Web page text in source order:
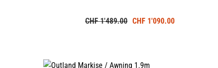
CHF1'489.00 Ursprünglicher
CHF 1'090.00Aktueller
IN DEN WARENKORB